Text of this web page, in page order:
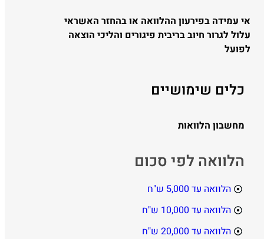
אי עמידה בפירעון ההלוואה או בהחזר האשראי
עלול לגרור חיוב בריבית פיגורים והליכי הוצאה
לפועל
כלים שימושיים
מחשבון הלוואות
הלוואה לפי סכום
הלוואה עד 5,000 ש"ח
הלוואה עד 10,000 ש"ח
הלוואה עד 20,000 ש"ח